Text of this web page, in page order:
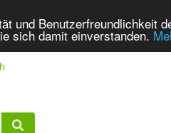
und Benutzerfreundlichkeit
sich damit einverstanden.